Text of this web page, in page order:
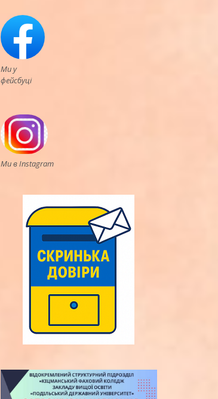
Ми у
фейсбуці
Ми в Instagram